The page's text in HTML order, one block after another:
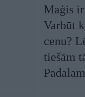
Maģis
Varbūt
cenu?
tiešām